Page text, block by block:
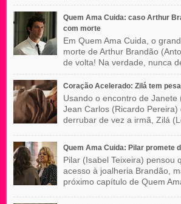
Quem Ama Cuida: caso Arthur
com morte
Em Quem Ama Cuida, o
morte de Arthur Brandão
de volta! Na verdade, nunca
Coração Acelerado: Zilá tem
Usando o encontro de Janete
Jean Carlos (Ricardo
derrubar de vez a irmã, Zilá
Quem Ama Cuida: Pilar promete
Pilar (Isabel Teixeira) pensou
acesso à joalheria Brandão,
próximo capítulo de Quem